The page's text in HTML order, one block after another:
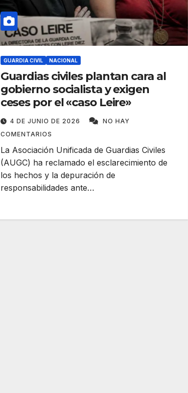
GUARDIA CIVIL NACIONAL
Guardias civiles plantan cara al
gobierno socialista y exigen
ceses por el «caso Leire»
4 DE JUNIO DE 2026
NO HAY
COMENTARIOS
La Asociación Unificada de Guardias Civiles
(AUGC) ha reclamado el esclarecimiento de
los hechos y la depuración de
responsabilidades ante…